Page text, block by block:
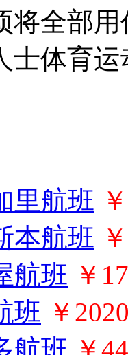
将全部
士体育
里航班
本航班
航班 ￥
班 ￥
航班 ￥